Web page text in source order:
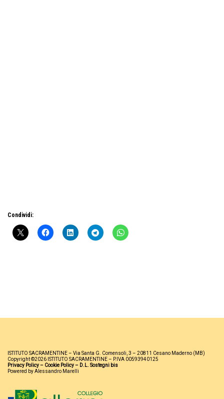
Condividi:
ISTITUTO SACRAMENTINE – Via Santa G. Comensoli, 3 – 20811 Cesano Maderno (MB)
Copyright ©2026 ISTITUTO SACRAMENTINE – P.IVA 00593940125
Privacy Policy– Cookie Policy– D.L. Sostegni bis
Powered by Alessandro Marelli